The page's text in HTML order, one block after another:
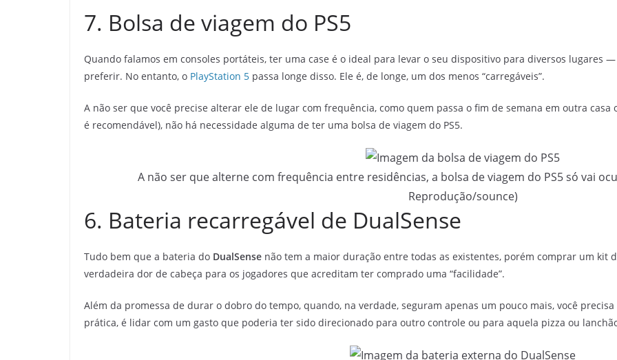
7. Bolsa de viagem do PS5
Quando falamos em consoles portáteis, ter uma case é o ideal para levar o seu dispositivo para diversos lugares
preferir. No entanto, o PlayStation 5 passa longe disso. Ele é, de longe, um dos menos “carregáveis”.
A não ser que você precise alterar ele de lugar com frequência, como quem passa o fim de semana em outra
é recomendável), não há necessidade alguma de ter uma bolsa de viagem do PS5.
A não ser que alterne com frequência entre residências, a bolsa de viagem do PS5 só vai
Reprodução/sounce)
6. Bateria recarregável de DualSense
Tudo bem que a bateria do DualSense não tem a maior duração entre todas as existentes, porém comprar um kit
verdadeira dor de cabeça para os jogadores que acreditam ter comprado uma “facilidade”.
Além da promessa de durar o dobro do tempo, quando, na verdade, seguram apenas um pouco mais, você
prática, é lidar com um gasto que poderia ter sido direcionado para outro controle ou para aquela pizza ou